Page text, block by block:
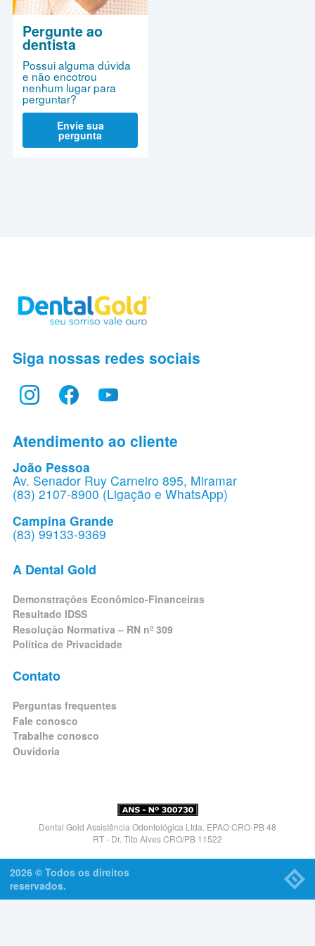
Pergunte ao
dentista
Possui alguma dúvida
e não encotrou
nenhum lugar para
perguntar?
Envie sua
pergunta
Siga nossas redes sociais
Atendimento ao cliente
João Pessoa
Av. Senador Ruy Carneiro 895, Miramar
(83) 2107-8900 (Ligação e WhatsApp)
Campina Grande
(83) 99133-9369
A Dental Gold
Demonstrações Econômico-Financeiras
Resultado IDSS
Resolução Normativa – RN nº 309
Política de Privacidade
Contato
Perguntas frequentes
Fale conosco
Trabalhe conosco
Ouvidoria
Dental Gold Assistência Odontológica Ltda. EPAO CRO-PB 48
RT - Dr. Tito Alves CRO/PB 11522
2026 © Todos os direitos
reservados.